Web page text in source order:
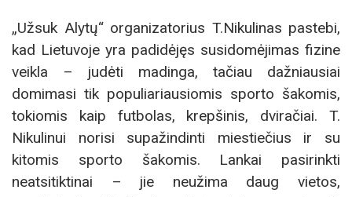
„Užsuk Alytų“ organizatorius T.Nikulinas pastebi,
kad Lietuvoje yra padidėjęs susidomėjimas fizine
veikla – judėti madinga, tačiau dažniausiai
domimasi tik populiariausiomis sporto šakomis,
tokiomis kaip futbolas, krepšinis, dviračiai. T.
Nikulinui norisi supažindinti miestiečius ir su
kitomis sporto šakomis. Lankai pasirinkti
neatsitiktinai – jie neužima daug vietos,